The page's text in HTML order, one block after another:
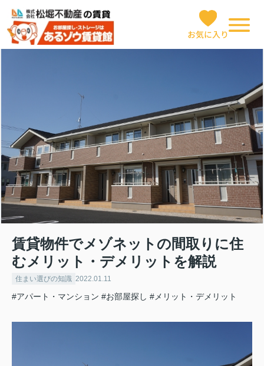
お気に入り
賃貸物件でメゾネットの間取りに住
むメリット・デメリットを解説
住まい選びの知識 2022.01.11
#アパート・マンション #お部屋探し #メリット・デメリット